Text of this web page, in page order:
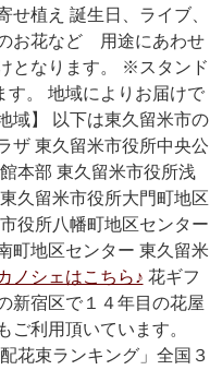
植え 誕生日、ライブ、
お花など 用途にあわせ
となります。 ※スタンド
す。 地域によりお届けで
域】 以下は東久留米市の
ザ 東久留米市役所中央公
本部 東久留米市役所浅
久留米市役所大門町地区
役所八幡町地区センター
町地区センター 東久留米
シェはこちら♪ 花ギフ
宿区で１４年目の花屋
ご利用頂いています。
花束ランキング」全国３